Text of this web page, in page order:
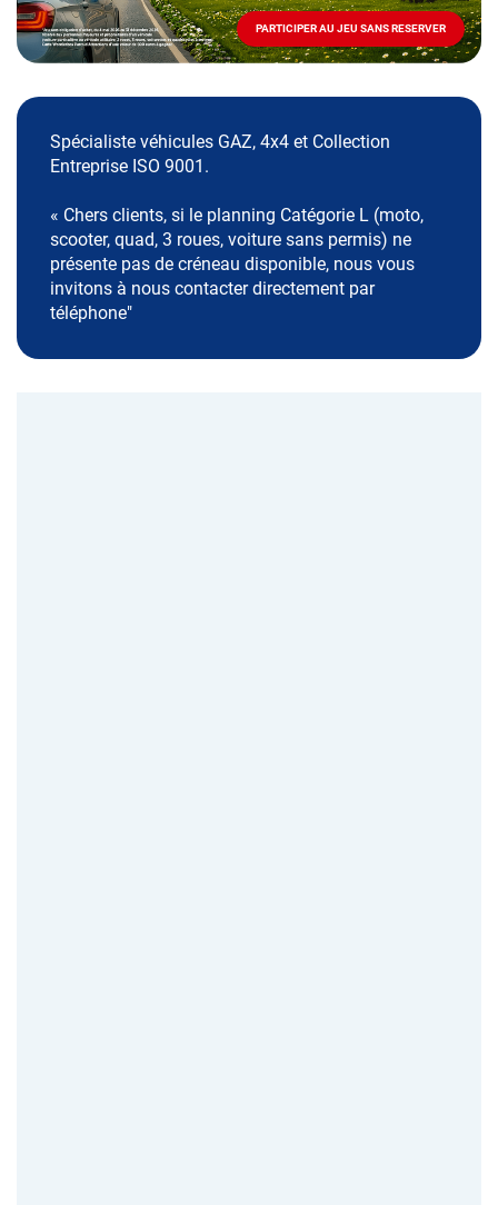
PARTICIPER AU JEU SANS RESERVER
PARTICIPER
AU
JEU
RESERVER
Spécialiste véhicules GAZ, 4x4 et Collection
Entreprise ISO 9001.
« Chers clients, si le planning Catégorie L (moto,
scooter, quad, 3 roues, voiture sans permis) ne
présente pas de créneau disponible, nous vous
invitons à nous contacter directement par
téléphone"